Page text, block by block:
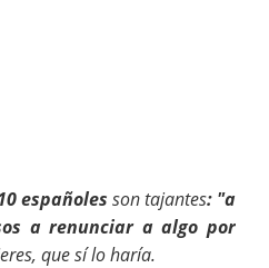
españoles son tajantes: "a
a renunciar a algo por
que sí lo haría.